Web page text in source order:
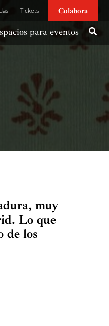
Tickets Colabora
para eventos
muy
Lo que
de los